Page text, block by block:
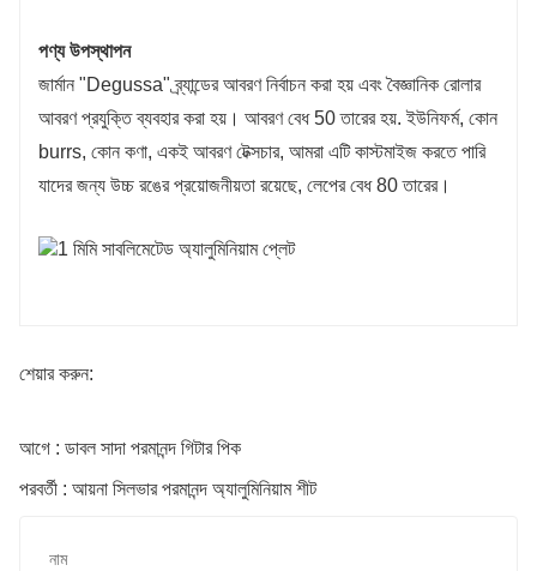
পণ্য উপস্থাপন
জার্মান "Degussa" ব্র্যান্ডের আবরণ নির্বাচন করা হয় এবং বৈজ্ঞানিক রোলার
আবরণ প্রযুক্তি ব্যবহার করা হয়। আবরণ বেধ 50 তারের হয়. ইউনিফর্ম, কোন
burrs, কোন কণা, একই আবরণ টেক্সচার, আমরা এটি কাস্টমাইজ করতে পারি
যাদের জন্য উচ্চ রঙের প্রয়োজনীয়তা রয়েছে, লেপের বেধ 80 তারের।
শেয়ার করুন:
আগে : ডাবল সাদা পরমানন্দ গিটার পিক
পরবর্তী : আয়না সিলভার পরমানন্দ অ্যালুমিনিয়াম শীট
নাম